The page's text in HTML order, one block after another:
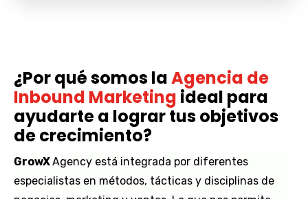
¿Por qué somos laAgencia de
Inbound Marketing ideal para
ayudarte a lograr tus objetivos
de crecimiento?
GrowXAgency está integrada por diferentes
especialistas en métodos, tácticas y disciplinas de